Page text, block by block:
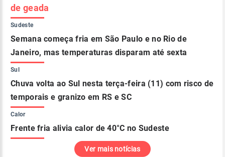
de geada
Sudeste
Semana começa fria em São Paulo e no Rio de
Janeiro, mas temperaturas disparam até sexta
Sul
Chuva volta ao Sul nesta terça-feira (11) com risco de
temporais e granizo em RS e SC
Calor
Frente fria alivia calor de 40°C no Sudeste
Ver mais notícias